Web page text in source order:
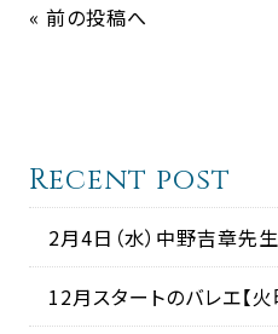
« 前の投稿へ
Recent post
2月4日（水）中野吉章先
12月スタートのバレエ【火